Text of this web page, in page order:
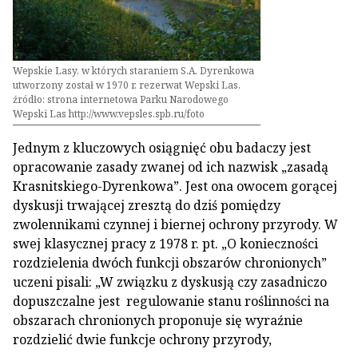
Wepskie Lasy, w których staraniem S.A. Dyrenkowa
utworzony został w 1970 r. rezerwat Wepski Las,
źródło: strona internetowa Parku Narodowego
Wepski Las http://www.vepsles.spb.ru/foto
Jednym z kluczowych osiągnięć obu badaczy jest
opracowanie zasady zwanej od ich nazwisk „zasadą
Krasnitskiego-Dyrenkowa”. Jest ona owocem gorącej
dyskusji trwającej zresztą do dziś pomiędzy
zwolennikami czynnej i biernej ochrony przyrody. W
swej klasycznej pracy z 1978 r. pt. „O konieczności
rozdzielenia dwóch funkcji obszarów chronionych”
uczeni pisali: „W związku z dyskusją czy zasadniczo
dopuszczalne jest regulowanie stanu roślinności na
obszarach chronionych proponuje się wyraźnie
rozdzielić dwie funkcje ochrony przyrody,